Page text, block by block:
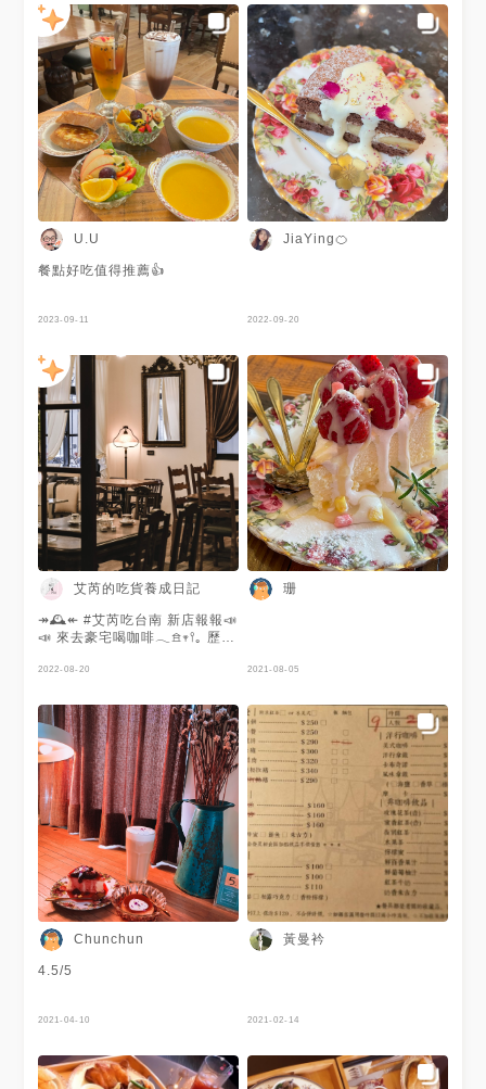
U.U
餐點好吃值得推薦👍
2023-09-11
JiaYing🍊
2022-09-20
艾芮的吃貨養成日記
↠🕰↞ #艾芮吃台南 新店報報📣
📣 來去豪宅喝咖啡‎𓂃𖠿𖥧𖥣｡ 歷經
了西門路上 兩層樓的空間座位
得大開眼界 有種置身小型博物
館的錯覺( ⚆ ⚆ ) 目前試營運只
有甜點供應 還有送可愛的小瓷
盒送完為止 27號正式開幕之後
會有正餐鹹食 好想念他們家的
煎雞腿排呀๑⃙⃘´༥`๑⃙⃘ - - - - -
🍮法式焦糖布丁 $120 🍰繽紛馬
卡龍輕乳酪 $280 ☕️美式咖啡
$180 🥛卡布奇諾 $200
—————— ℹ️店家資訊
—————— #西門洋行 📍台
南市北區西門路四段33巷24號
🕰 11:00～19:00/週二休 ☎️
06-2816860 🅕🅑：西門洋行
ⒾⒼ：@simen_coffee ↠🕰↞
#tainanfood #Tainan #台南 #
台南新店 #台南咖啡 #台南咖啡
南午餐 #網美景點 #網美集散地
2022-08-20
珊
2021-08-05
Chunchun
4.5/5
2021-04-10
黃曼衿
2021-02-14